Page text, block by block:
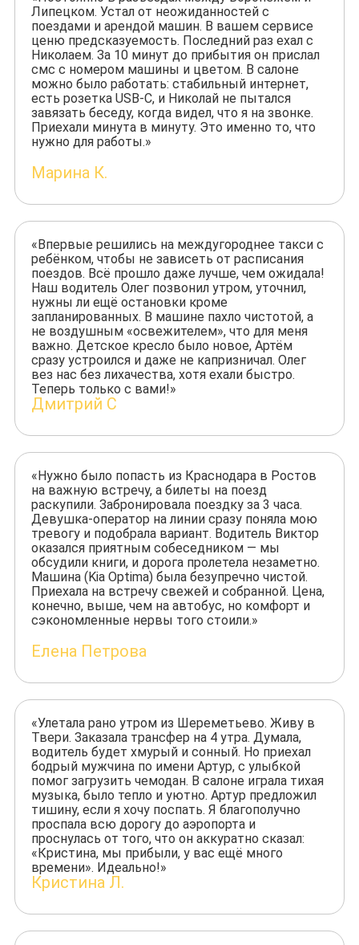
Липецком. Устал от неожиданностей с
поездами и арендой машин. В вашем сервисе
ценю предсказуемость. Последний раз ехал с
Николаем. За 10 минут до прибытия он прислал
смс с номером машины и цветом. В салоне
можно было работать: стабильный интернет,
есть розетка USB-C, и Николай не пытался
завязать беседу, когда видел, что я на звонке.
Приехали минута в минуту. Это именно то, что
нужно для работы.»
Марина К.
«Впервые решились на междугороднее такси с
ребёнком, чтобы не зависеть от расписания
поездов. Всё прошло даже лучше, чем ожидала!
Наш водитель Олег позвонил утром, уточнил,
нужны ли ещё остановки кроме
запланированных. В машине пахло чистотой, а
не воздушным «освежителем», что для меня
важно. Детское кресло было новое, Артём
сразу устроился и даже не капризничал. Олег
вез нас без лихачества, хотя ехали быстро.
Теперь только с вами!»
Дмитрий С
«Нужно было попасть из Краснодара в Ростов
на важную встречу, а билеты на поезд
раскупили. Забронировала поездку за 3 часа.
Девушка-оператор на линии сразу поняла мою
тревогу и подобрала вариант. Водитель Виктор
оказался приятным собеседником — мы
обсудили книги, и дорога пролетела незаметно.
Машина (Kia Optima) была безупречно чистой.
Приехала на встречу свежей и собранной. Цена,
конечно, выше, чем на автобус, но комфорт и
сэкономленные нервы того стоили.»
Елена Петрова
«Улетала рано утром из Шереметьево. Живу в
Твери. Заказала трансфер на 4 утра. Думала,
водитель будет хмурый и сонный. Но приехал
бодрый мужчина по имени Артур, с улыбкой
помог загрузить чемодан. В салоне играла тихая
музыка, было тепло и уютно. Артур предложил
тишину, если я хочу поспать. Я благополучно
проспала всю дорогу до аэропорта и
проснулась от того, что он аккуратно сказал:
«Кристина, мы прибыли, у вас ещё много
времени». Идеально!»
Кристина Л.